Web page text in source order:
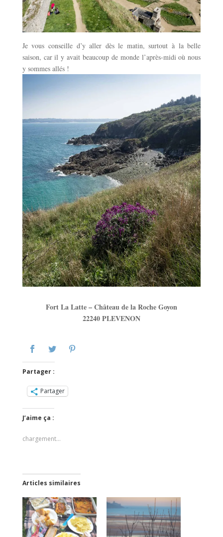
Je vous conseille d’y aller dès le matin, surtout à la belle
saison, car il y avait beaucoup de monde l’après-midi où nous
y sommes allés !
Fort La Latte – Château de la Roche Goyon
22240 PLEVENON
Partager :
Partager
J’aime ça :
chargement…
Articles similaires